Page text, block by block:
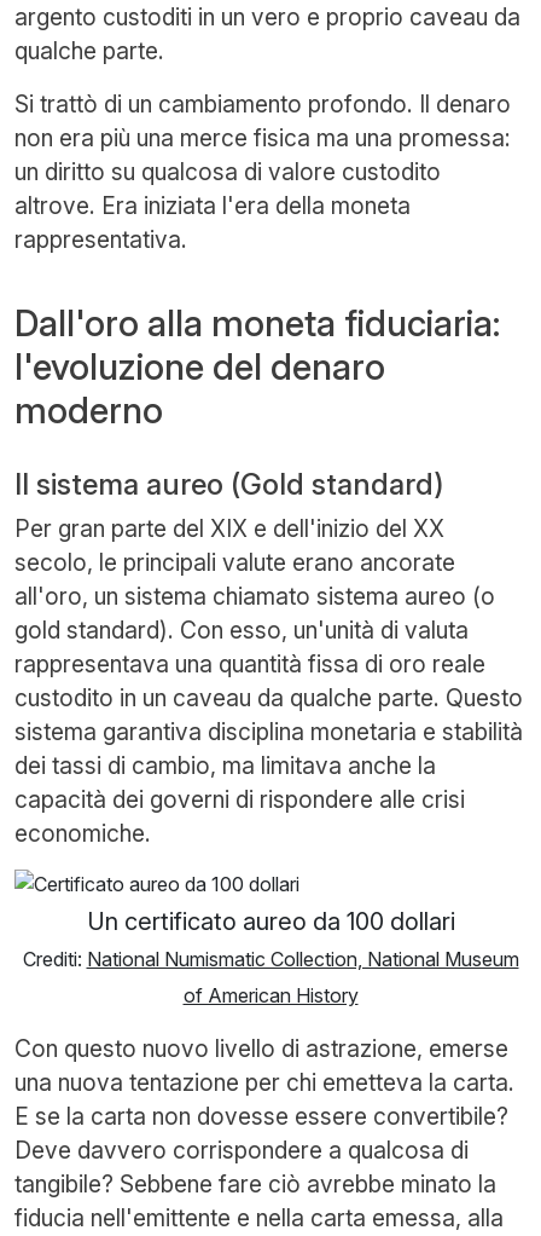
argento custoditi in un vero e proprio caveau da
qualche parte.
Si trattò di un cambiamento profondo. Il denaro
non era più una merce fisica ma una promessa:
un diritto su qualcosa di valore custodito
altrove. Era iniziata l'era della moneta
rappresentativa.
Dall'oro alla moneta fiduciaria:
l'evoluzione del denaro
moderno
Il sistema aureo (Gold standard)
Per gran parte del XIX e dell'inizio del XX
secolo, le principali valute erano ancorate
all'oro, un sistema chiamato sistema aureo (o
gold standard). Con esso, un'unità di valuta
rappresentava una quantità fissa di oro reale
custodito in un caveau da qualche parte. Questo
sistema garantiva disciplina monetaria e stabilità
dei tassi di cambio, ma limitava anche la
capacità dei governi di rispondere alle crisi
economiche.
Un certificato aureo da 100 dollari
Crediti: National Numismatic Collection, National Museum
of American History
Con questo nuovo livello di astrazione, emerse
una nuova tentazione per chi emetteva la carta.
E se la carta non dovesse essere convertibile?
Deve davvero corrispondere a qualcosa di
tangibile? Sebbene fare ciò avrebbe minato la
fiducia nell'emittente e nella carta emessa, alla